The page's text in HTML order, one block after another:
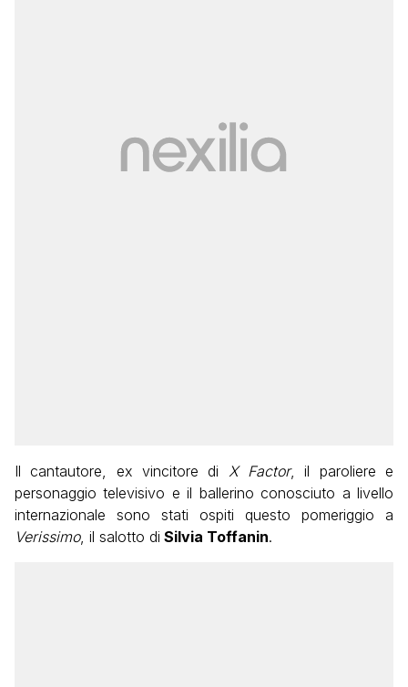
Il cantautore, ex vincitore di X Factor, il paroliere e
personaggio televisivo e il ballerino conosciuto a livello
internazionale sono stati ospiti questo pomeriggio a
Verissimo, il salotto di Silvia Toffanin.